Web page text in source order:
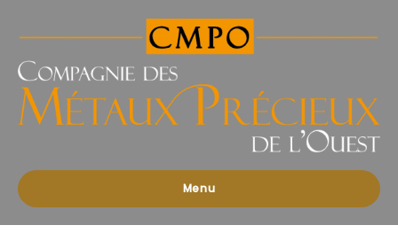
des
Précieux
l'Ouest
Menu